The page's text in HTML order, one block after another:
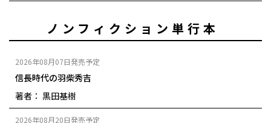
ノンフィクション単行本
2026年08月07日発売予定
信長時代の羽柴秀吉
著者： 黒田基樹
2026年08月20日発売予定